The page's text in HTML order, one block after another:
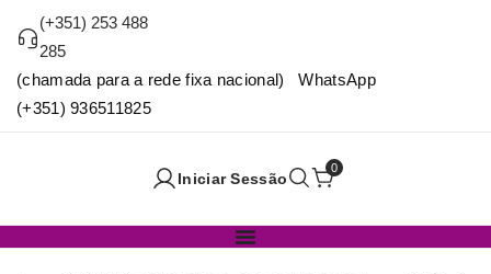
(+351) 253 488
285
(chamada para a rede fixa nacional) WhatsApp
(+351) 936511825
Iniciar Sessão
0